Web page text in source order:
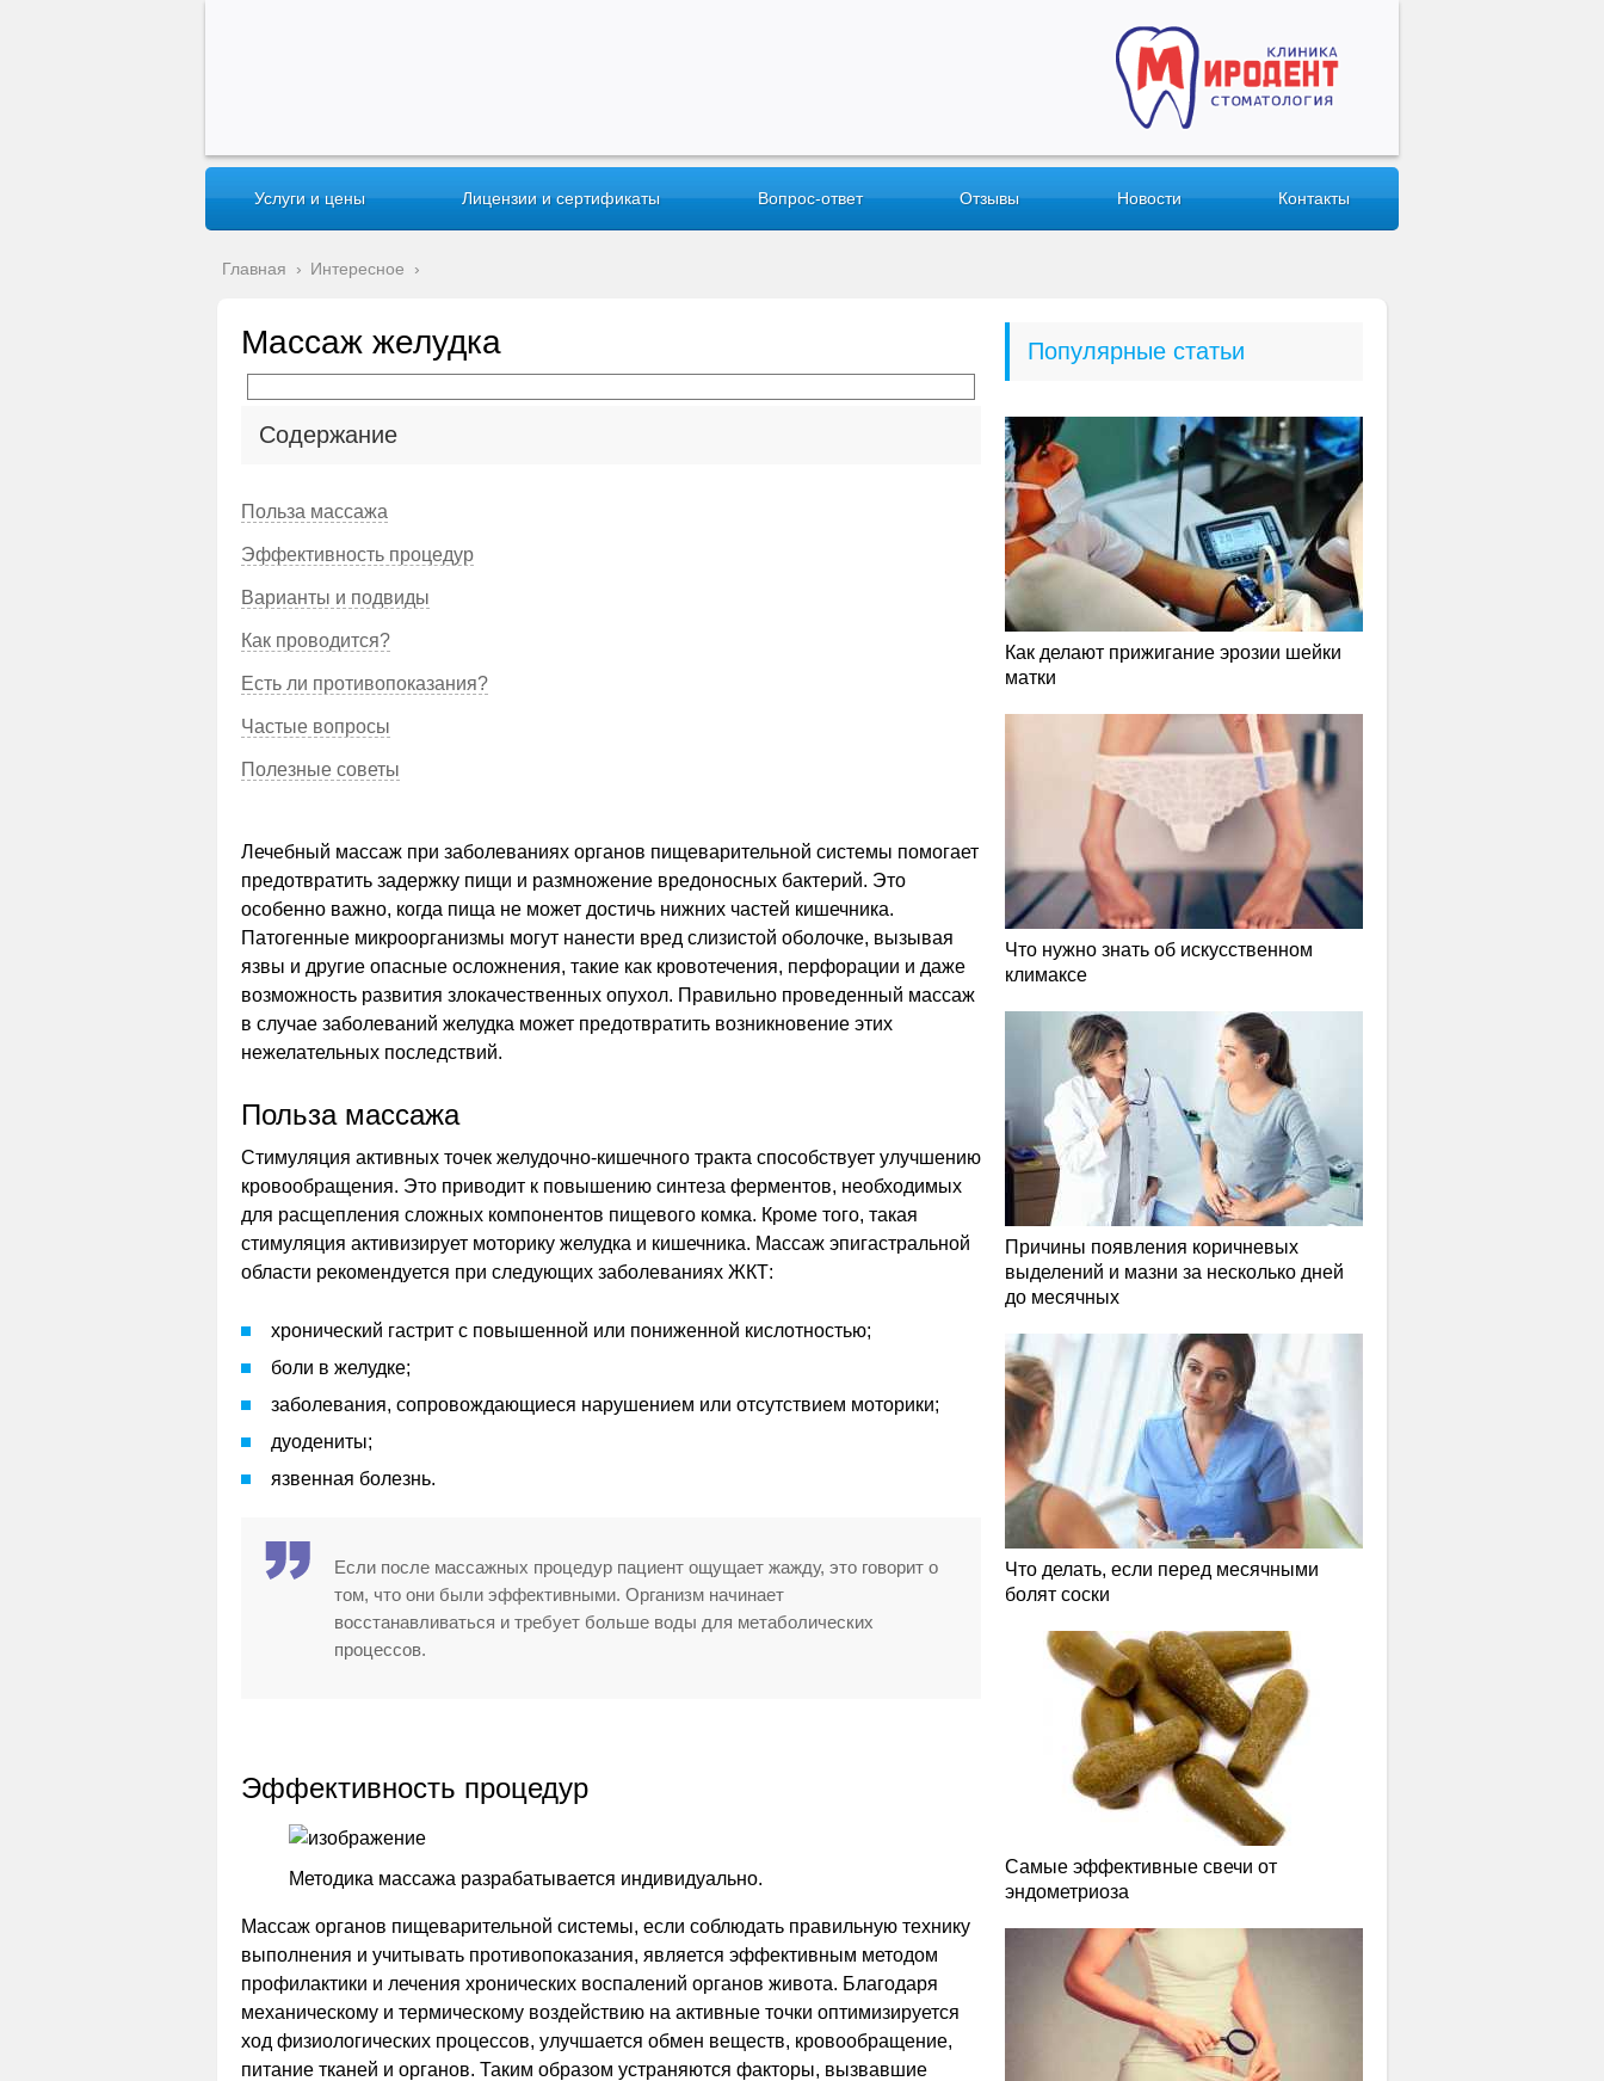
Услуги и цены Лицензии и сертификаты Вопрос-ответ Отзывы Новости Контакты
Главная › Интересное ›
Массаж желудка
Содержание
Польза массажа
Эффективность процедур
Варианты и подвиды
Как проводится?
Есть ли противопоказания?
Частые вопросы
Полезные советы
Лечебный массаж при заболеваниях органов пищеварительной системы помогает
предотвратить задержку пищи и размножение вредоносных бактерий. Это
особенно важно, когда пища не может достичь нижних частей кишечника.
Патогенные микроорганизмы могут нанести вред слизистой оболочке, вызывая
язвы и другие опасные осложнения, такие как кровотечения, перфорации и даже
возможность развития злокачественных опухол. Правильно проведенный массаж
в случае заболеваний желудка может предотвратить возникновение этих
нежелательных последствий.
Польза массажа
Стимуляция активных точек желудочно-кишечного тракта способствует улучшению
кровообращения. Это приводит к повышению синтеза ферментов, необходимых
для расщепления сложных компонентов пищевого комка. Кроме того, такая
стимуляция активизирует моторику желудка и кишечника. Массаж эпигастральной
области рекомендуется при следующих заболеваниях ЖКТ:
хронический гастрит с повышенной или пониженной кислотностью;
боли в желудке;
заболевания, сопровождающиеся нарушением или отсутствием моторики;
дуодениты;
язвенная болезнь.
Если после массажных процедур пациент ощущает жажду, это говорит о
том, что они были эффективными. Организм начинает
восстанавливаться и требует больше воды для метаболических
процессов.
Эффективность процедур
Методика массажа разрабатывается индивидуально.
Массаж органов пищеварительной системы, если соблюдать правильную технику
выполнения и учитывать противопоказания, является эффективным методом
профилактики и лечения хронических воспалений органов живота. Благодаря
механическому и термическому воздействию на активные точки оптимизируется
ход физиологических процессов, улучшается обмен веществ, кровообращение,
питание тканей и органов. Таким образом устраняются факторы, вызвавшие
Популярные статьи
Как делают прижигание эрозии шейки
матки
Что нужно знать об искусственном
климаксе
Причины появления коричневых
выделений и мазни за несколько дней
до месячных
Что делать, если перед месячными
болят соски
Самые эффективные свечи от
эндометриоза